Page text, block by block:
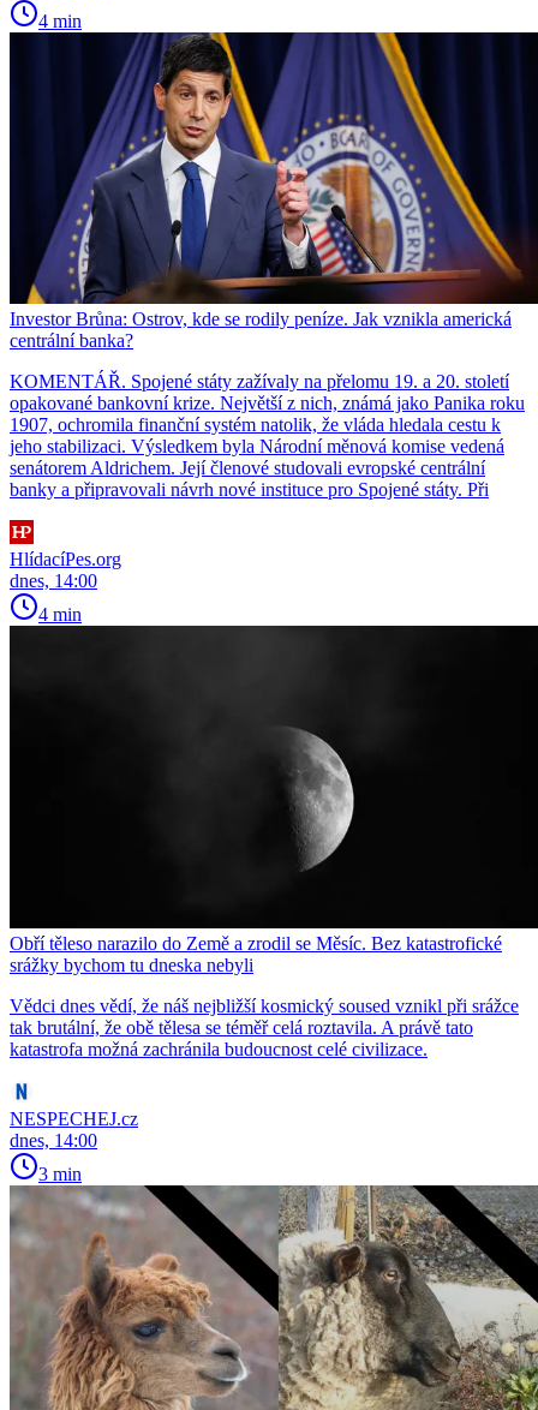
4 min
Investor Brůna: Ostrov, kde se rodily peníze. Jak vznikla americká
centrální banka?
KOMENTÁŘ. Spojené státy zažívaly na přelomu 19. a 20. století
opakované bankovní krize. Největší z nich, známá jako Panika roku
1907, ochromila finanční systém natolik, že vláda hledala cestu k
jeho stabilizaci. Výsledkem byla Národní měnová komise vedená
senátorem Aldrichem. Její členové studovali evropské centrální
banky a připravovali návrh nové instituce pro Spojené státy. Při
HlídacíPes.org
dnes, 14:00
4 min
Obří těleso narazilo do Země a zrodil se Měsíc. Bez katastrofické
srážky bychom tu dneska nebyli
Vědci dnes vědí, že náš nejbližší kosmický soused vznikl při srážce
tak brutální, že obě tělesa se téměř celá roztavila. A právě tato
katastrofa možná zachránila budoucnost celé civilizace.
NESPECHEJ.cz
dnes, 14:00
3 min